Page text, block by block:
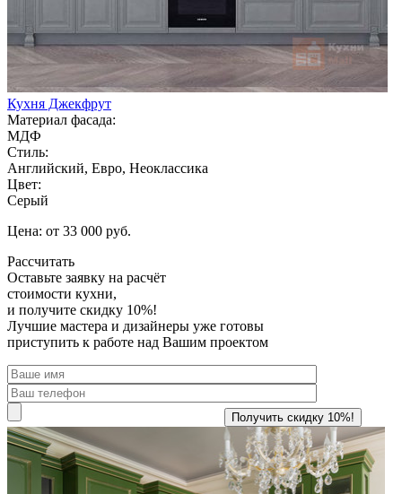
Кухня Джекфрут
Материал фасада:
МДФ
Стиль:
Английский, Евро, Неоклассика
Цвет:
Серый
Цена: от 33 000 руб.
Рассчитать
Оставьте заявку на расчёт
стоимости кухни,
и получите скидку 10%!
Лучшие мастера и дизайнеры уже готовы
приступить к работе над Вашим проектом